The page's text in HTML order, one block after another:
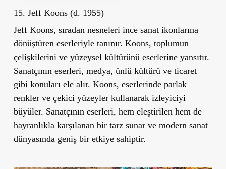
15. Jeff Koons (d. 1955)
Jeff Koons, sıradan nesneleri ince sanat ikonlarına
dönüştüren eserleriyle tanınır. Koons, toplumun
çelişkilerini ve yüzeysel kültürünü eserlerine yansıtır.
Sanatçının eserleri, medya, ünlü kültürü ve ticaret
gibi konuları ele alır. Koons, eserlerinde parlak
renkler ve çekici yüzeyler kullanarak izleyiciyi
büyüler. Sanatçının eserleri, hem eleştirilen hem de
hayranlıkla karşılanan bir tarz sunar ve modern sanat
dünyasında geniş bir etkiye sahiptir.